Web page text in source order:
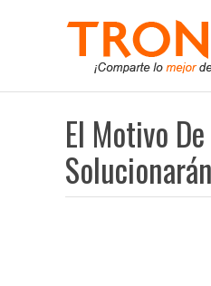
El Motivo